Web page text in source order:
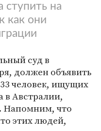
на
как они
суд в
должен объявить
человек, ищущих
в Австралии,
Напомним, что
этих людей,